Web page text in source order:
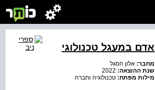
אדם במעגל טכנולוגי
מחבר: אלון הסגל
שנת ההוצאה:
מילות מפתח: טכנולוגיה וחברה